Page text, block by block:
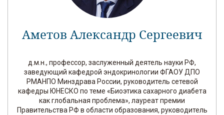
Аметов Александр Сергеевич
д.м.н., профессор, заслуженный деятель науки РФ,
заведующий кафедрой эндокринологии ФГАОУ ДПО
РМАНПО Минздрава России, руководитель сетевой
кафедры ЮНЕСКО по теме «Биоэтика сахарного диабета
как глобальная проблема», лауреат премии
Правительства РФ в области образования, руководитель